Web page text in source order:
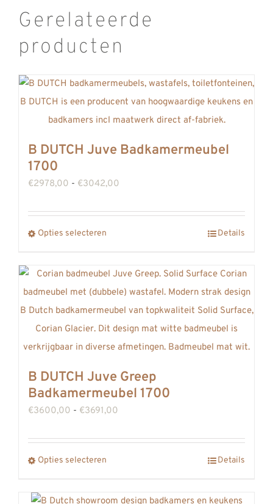
Gerelateerde
producten
B DUTCH Juve Badkamermeubel
1700
€2978,00 - €3042,00
Opties selecteren
heeft
meerdere
variaties.
Deze
optie
gekozen
worden
op
Details
B DUTCH Juve Greep
Badkamermeubel 1700
€3600,00 - €3691,00
Opties selecteren
heeft
Details